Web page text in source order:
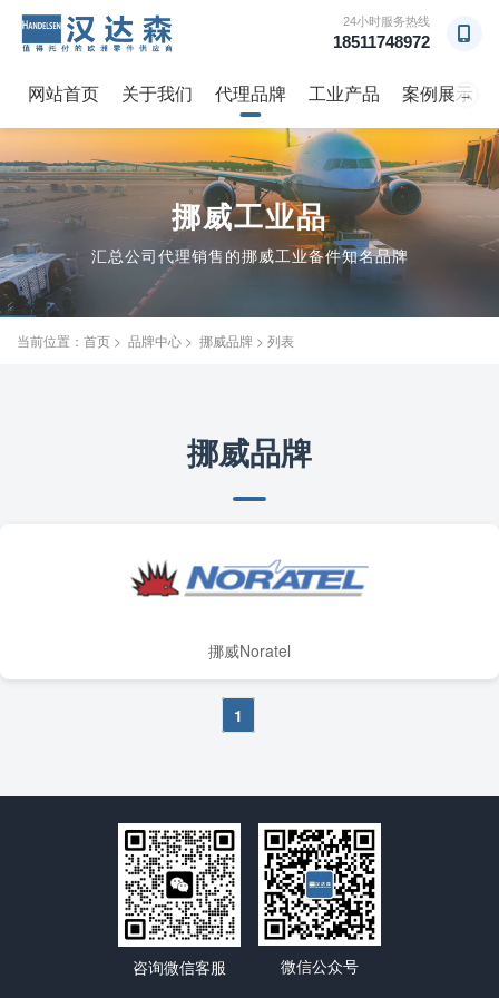
24小时服务热线
18511748972
→
网站首页 关于我们 代理品牌 工业产品 案例展示
挪威工业品
汇总公司代理销售的挪威工业备件知名品牌
当前位置： 首页 > 品牌中心 > 挪威品牌 > 列表
挪威品牌
挪威Noratel
1
咨询微信客服 微信公众号